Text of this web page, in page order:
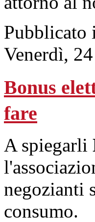
Pubblicato
Venerdì,
Bonus
fare
A spiegarli
negozianti
consumo.